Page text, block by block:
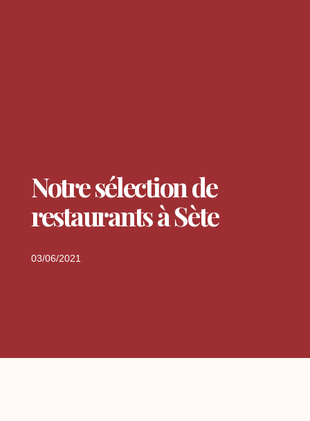
Notre sélection de
restaurants à Sète
03/06/2021